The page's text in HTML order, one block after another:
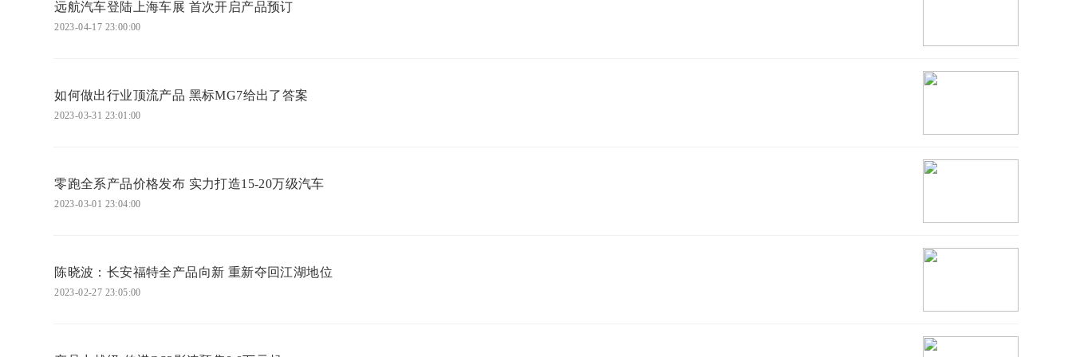
远航汽车登陆上海车展 首次开启产品预订
2023-04-17 23:00:00
如何做出行业顶流产品 黑标MG7给出了答案
2023-03-31 23:01:00
零跑全系产品价格发布 实力打造15-20万级汽车
2023-03-01 23:04:00
陈晓波：长安福特全产品向新 重新夺回江湖地位
2023-02-27 23:05:00